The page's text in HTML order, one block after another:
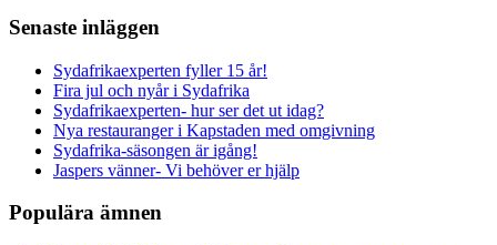
Senaste inläggen
Sydafrikaexperten fyller 15 år!
Fira jul och nyår i Sydafrika
Sydafrikaexperten- hur ser det ut idag?
Nya restauranger i Kapstaden med omgivning
Sydafrika-säsongen är igång!
Jaspers vänner- Vi behöver er hjälp
Populära ämnen